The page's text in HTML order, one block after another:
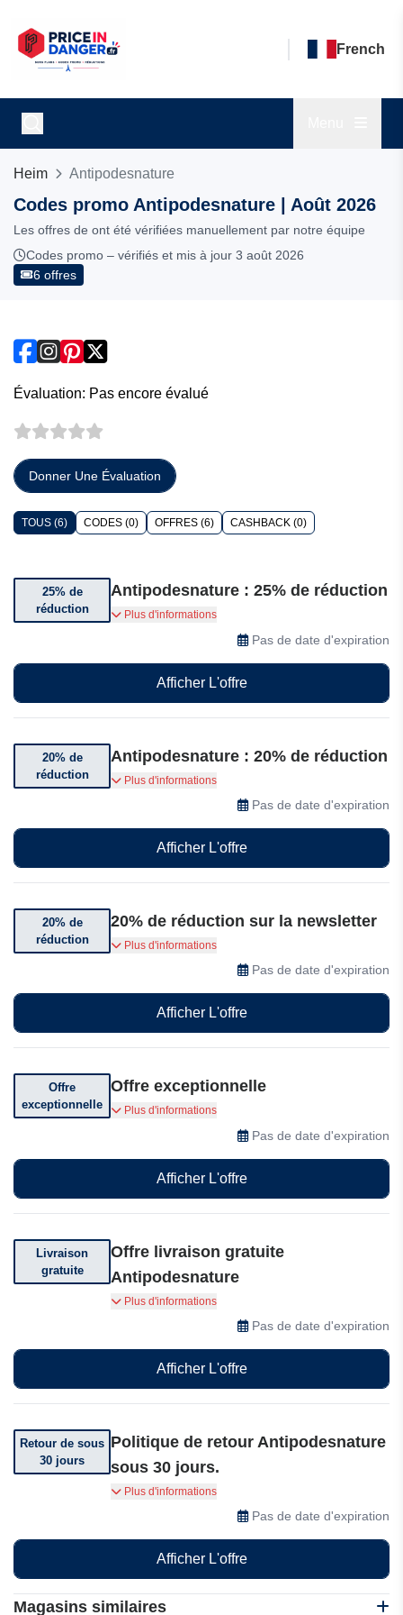
French
Heim Antipodesnature
Codes promo Antipodesnature | Août 2026
Les offres de ont été vérifiées manuellement par notre équipe
Codes promo – vérifiés et mis à jour 3 août 2026
6 offres
Magasins similaires
Évaluation: Pas encore évalué
Donner Une Évaluation
TOUS (6) CODES (0) OFFRES (6) CASHBACK (0)
25% de
réduction
Antipodesnature : 25% de réduction
Achetez-en 3 et bénéficiez de 25% de réduction
Plus d'informations
Pas de date d'expiration
Afficher L'offre
20% de
réduction
Antipodesnature : 20% de réduction
Achetez-en 2 et bénéficiez de 20% de réduction
Plus d'informations
Pas de date d'expiration
Afficher L'offre
20% de
réduction
20% de réduction sur la newsletter
Abonnez-vous et bénéficiez de 20% de
réduction sur votre première commande.
Plus d'informations
Pas de date d'expiration
Afficher L'offre
Offre
exceptionnelle
Offre exceptionnelle
3 articles pour 2
Plus d'informations
Pas de date d'expiration
Afficher L'offre
Livraison
gratuite
Offre livraison gratuite
Antipodesnature
Livraison offerte dès 39 euros d'achat.
Plus d'informations
Pas de date d'expiration
Afficher L'offre
Retour de sous
30 jours
Politique de retour Antipodesnature
sous 30 jours.
Vous pouvez retourner votre commande dans
les 30 jours suivant sa réception.
Plus d'informations
Pas de date d'expiration
Afficher L'offre